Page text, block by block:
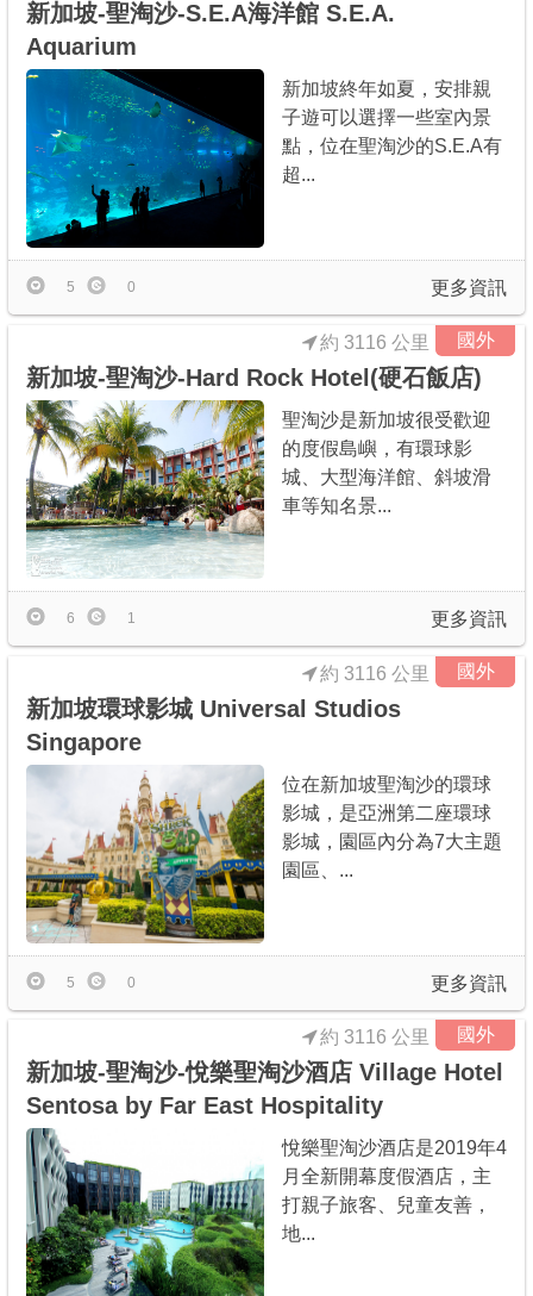
新加坡-聖淘沙-S.E.A海洋館 S.E.A.
Aquarium
新加坡終年如夏，安排親
子遊可以選擇一些室內景
點，位在聖淘沙的S.E.A有
超...
更多資訊
5 0
國外
約 3116 公里
新加坡-聖淘沙-Hard Rock Hotel(硬石飯店)
聖淘沙是新加坡很受歡迎
的度假島嶼，有環球影
城、大型海洋館、斜坡滑
車等知名景...
更多資訊
6 1
國外
約 3116 公里
新加坡環球影城 Universal Studios
Singapore
位在新加坡聖淘沙的環球
影城，是亞洲第二座環球
影城，園區內分為7大主題
園區、...
更多資訊
5 0
國外
約 3116 公里
新加坡-聖淘沙-悅樂聖淘沙酒店 Village Hotel
Sentosa by Far East Hospitality
悅樂聖淘沙酒店是2019年4
月全新開幕度假酒店，主
打親子旅客、兒童友善，
地...